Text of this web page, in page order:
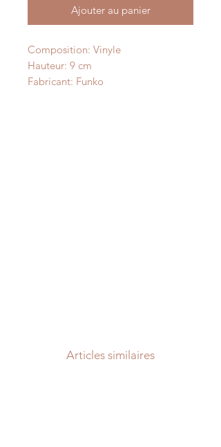
Ajouter au panier
Composition: Vinyle
Hauteur: 9 cm
Fabricant: Funko
Articles similaires